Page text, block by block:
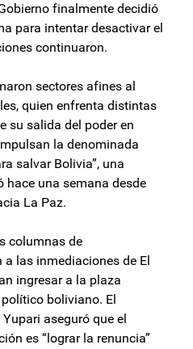
finalmente decidió
para intentar desactivar el
continuaron.
sectores afines al
quien enfrenta distintas
su salida del poder en
la denominada
salvar Bolivia”, una
hace una semana desde
La Paz.
columnas de
las inmediaciones de El
ingresar a la plaza
boliviano. El
aseguró que el
es “lograr la renuncia”